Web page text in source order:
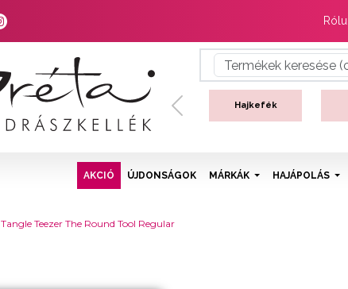
Hajkefék
Previous
AKCIÓ ÚJDONSÁGOK MÁRKÁK HAJÁPOLÁS
Tangle Teezer The Round Tool Regular